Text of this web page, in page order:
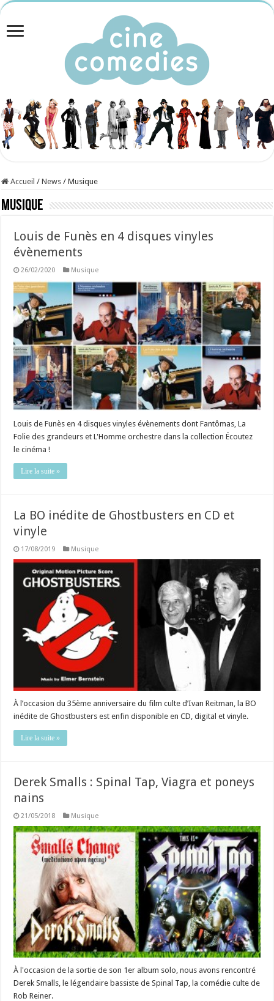
Accueil / News / Musique
Musique
Louis de Funès en 4 disques vinyles
évènements
26/02/2020 Musique
Louis de Funès en 4 disques vinyles évènements dont Fantômas, La
Folie des grandeurs et L'Homme orchestre dans la collection Écoutez
le cinéma !
Lire la suite »
La BO inédite de Ghostbusters en CD et
vinyle
17/08/2019 Musique
À l’occasion du 35ème anniversaire du film culte d’Ivan Reitman, la BO
inédite de Ghostbusters est enfin disponible en CD, digital et vinyle.
Lire la suite »
Derek Smalls : Spinal Tap, Viagra et poneys
nains
21/05/2018 Musique
À l'occasion de la sortie de son 1er album solo, nous avons rencontré
Derek Smalls, le légendaire bassiste de Spinal Tap, la comédie culte de
Rob Reiner.